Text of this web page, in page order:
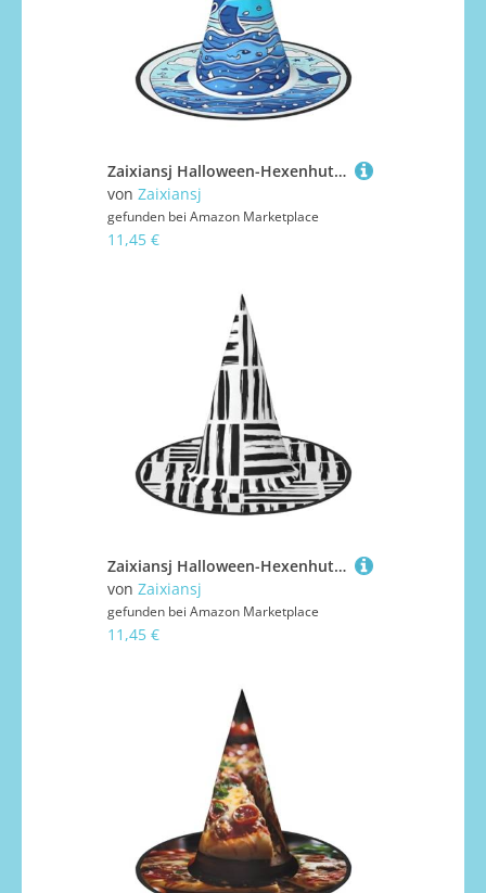
Zaixiansj Halloween-Hexenhut, kleiner Wal-Schwimmanzug, Kopfbedeckung, Erwachsene, gruseliger Hut, Festival-Kopfbedeckung
von Zaixiansj
gefunden bei Amazon Marketplace
11,45 €
Zaixiansj Halloween-Hexenhut, schwarz-weiß gestreifter Druck, Kostüm, Kopfbedeckung, Erwachsene, gruseliger Hut, Festival-Kopfbedeckung
von Zaixiansj
gefunden bei Amazon Marketplace
11,45 €